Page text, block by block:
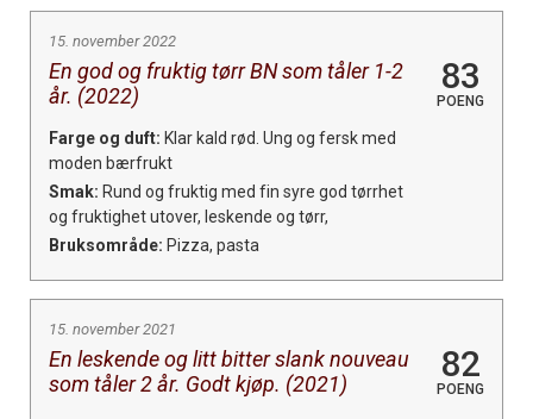
15. november 2022
En god og fruktig tørr BN som tåler 1-2
år. (2022)
83
POENG
Farge og duft: Klar kald rød. Ung og fersk med
moden bærfrukt
Smak: Rund og fruktig med fin syre god tørrhet
og fruktighet utover, leskende og tørr,
Bruksområde: Pizza, pasta
15. november 2021
En leskende og litt bitter slank nouveau
som tåler 2 år. Godt kjøp. (2021)
82
POENG